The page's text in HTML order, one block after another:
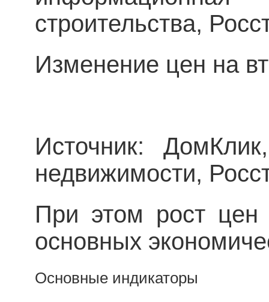
строительства,
Изменение цен на
Источник:
недвижимости,
При этом рост цен
основных
Основные индикаторы